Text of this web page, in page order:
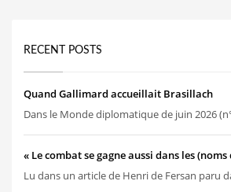
RECENT POSTS
Quand Gallimard accueillait Brasillach
Dans le Monde diplomatique de juin 2026
« Le combat se gagne aussi dans les
Lu dans un article de Henri de Fersan paru